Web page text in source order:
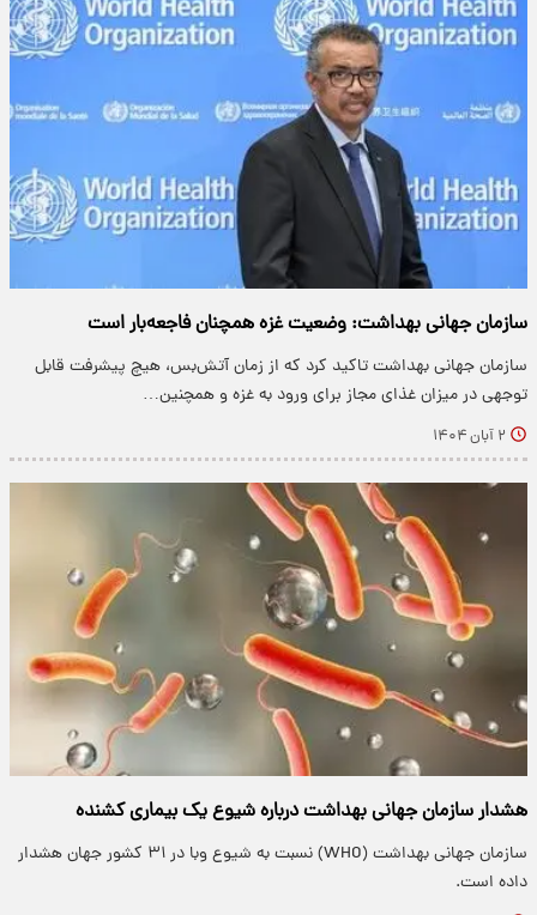
سازمان جهانی بهداشت: وضعیت غزه همچنان فاجعه‌بار است
سازمان جهانی بهداشت تاکید کرد که از زمان آتش‌بس، هیچ پیشرفت قابل
توجهی در میزان غذای مجاز برای ورود به غزه و همچنین…
۲ آبان ۱۴۰۴
هشدار سازمان جهانی بهداشت درباره شیوع یک بیماری کشنده
سازمان جهانی بهداشت (WHO) نسبت به شیوع وبا در ۳۱ کشور جهان هشدار
داده است.